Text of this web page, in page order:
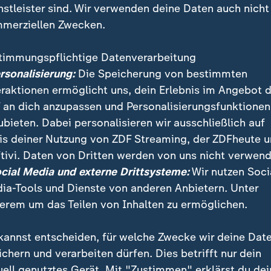
die offiziellen WM-Fußbälle aus Fabriken in
begann, ist heute die wirtschaftliche
sind. Wir verwenden deine Daten auch nicht
Zwecken.
Datenverarbeitung
Die Speicherung von bestimmten
ermöglicht uns, dein Erlebnis im Angebot
an dich anzupassen und Personalisierungsfunktionen
Dabei personalisieren wir ausschließlich auf
deiner Nutzung von ZDF Streaming, der ZDFheute
Daten von Dritten werden von uns nicht
Media und externe Drittsysteme:Wir nutzen
Tools und Dienste von anderen Anbietern. Unter
um das Teilen von Inhalten zu ermöglichen.
entscheiden, für welche Zwecke wir deine
und verarbeiten dürfen. Dies betrifft nur dein